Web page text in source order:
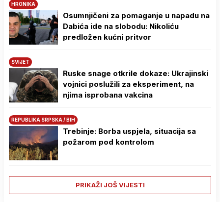
HRONIKA
Osumnjičeni za pomaganje u napadu na
Dabića ide na slobodu: Nikoliću
predložen kućni pritvor
SVIJET
Ruske snage otkrile dokaze: Ukrajinski
vojnici poslužili za eksperiment, na
njima isprobana vakcina
REPUBLIKA SRPSKA / BIH
Trebinje: Borba uspjela, situacija sa
požarom pod kontrolom
PRIKAŽI JOŠ VIJESTI